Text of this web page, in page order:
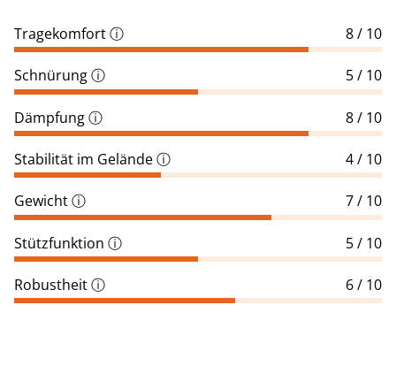
Tragekomfortⓘ 8 / 10
Schnürungⓘ 5 / 10
Dämpfungⓘ 8 / 10
Stabilität im Geländeⓘ 4 / 10
Gewichtⓘ 7 / 10
Stützfunktion ⓘ 5 / 10
Robustheitⓘ 6 / 10